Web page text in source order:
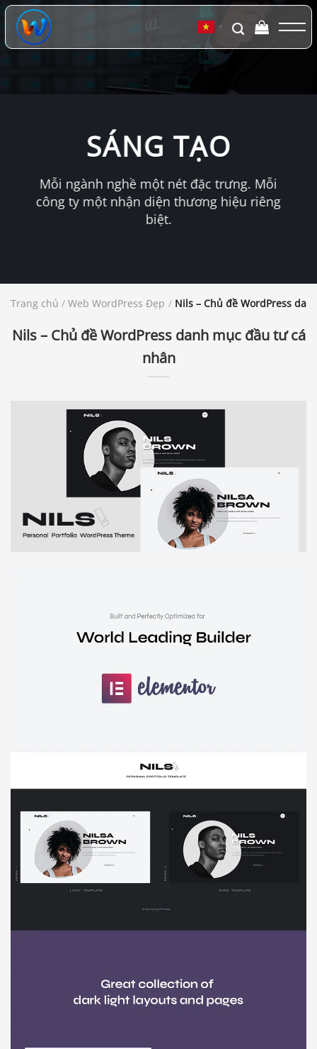
Chuyển
đến
dung
▼
SÁNG TẠO
Mỗi ngành nghề một nét đặc trưng. Mỗi
công ty một nhận diện thương hiệu riêng
biệt.
Trang chủ / Web WordPress Đẹp / Nils – Chủ đề WordPress
Nils – Chủ đề WordPress danh mục đầu tư cá
nhân